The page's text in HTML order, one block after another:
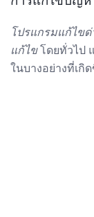
โปรแกรมแก้ไข
แก้ไขโดยทั่วไป
ในบางอย่างที่เกิ